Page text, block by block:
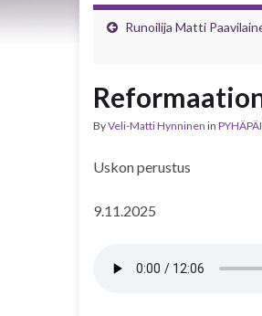
Runoilija Matti
ByVeli-Matti Hynninen in
Uskon perustus
9.11.2025